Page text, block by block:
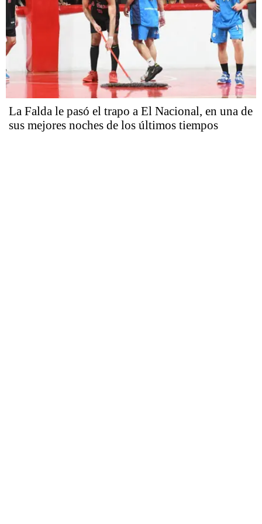
La Falda le pasó el trapo a El Nacional, en una de
sus mejores noches de los últimos tiempos